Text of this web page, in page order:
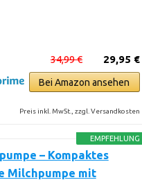
29,95 €
34,99 €
Bei Amazon ansehen
Preis inkl. MwSt., zzgl. Versandkosten
EMPFEHLUNG
– Kompaktes
Milchpumpe mit